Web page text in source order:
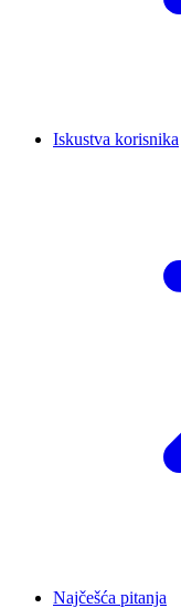
Iskustva korisnika
Najčešća pitanja